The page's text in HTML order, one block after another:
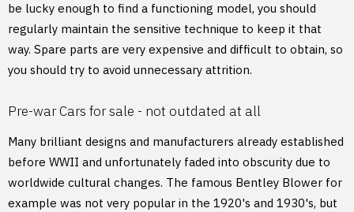
be lucky enough to find a functioning model, you should
regularly maintain the sensitive technique to keep it that
way. Spare parts are very expensive and difficult to obtain, so
you should try to avoid unnecessary attrition.
Pre-war Cars for sale - not outdated at all
Many brilliant designs and manufacturers already established
before WWII and unfortunately faded into obscurity due to
worldwide cultural changes. The famous Bentley Blower for
example was not very popular in the 1920's and 1930's, but